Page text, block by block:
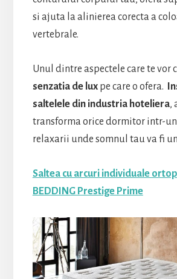
si ajuta la alinierea corecta a
vertebrale.
Unul dintre aspectele care te vor
senzatia de luxpe care o ofera.
saltelele din industria hoteliera,
transforma orice dormitor intr-un
relaxarii unde somnul tau va fi
Saltea cu arcuri individuale
BEDDING Prestige Prime